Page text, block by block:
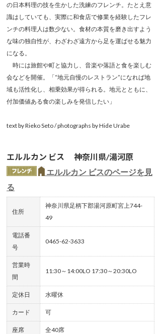
の日本料理の技を生かした洗練のフレンチ。たとえ意
識はしていても、実際に和食店で修業を経験したフレ
ンチの料理人は数少ない。食材の本質を磨き出すよう
な味の独自性が、わざわざ遠方から足を運ばせる魅力
になる。
時には旅館や町と協力し、音楽や落語と食を楽しむ
会などを開催。「“地元自慢のレストラン”になれば地
域も活性化し、相乗効果が得られる。地元とともに、
付加価値ある食の楽しみを発信したい」
text by Rieko Seto / photographs by Hide Urabe
エルルカン ビス 神奈川県/湯河原
エルルカン ビスのページを見
る
住所
神奈川県足柄下郡湯河原町宮上744-
49
電話番
号
0465-62-3633
営業時
間
11:30～14:00LO 17:30～20:30LO
定休日 水曜休
カード 可
座席 全40席